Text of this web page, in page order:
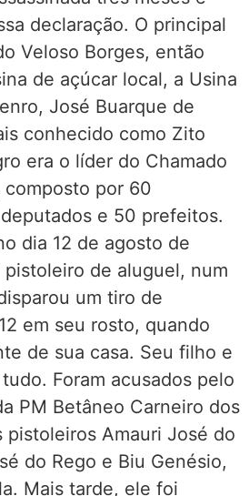
declaração. O principal
Veloso Borges, então
de açúcar local, a Usina
José Buarque de
conhecido como Zito
era o líder do Chamado
composto por 60
e 50 prefeitos.
dia 12 de agosto de
pistoleiro de aluguel, num
um tiro de
em seu rosto, quando
de sua casa. Seu filho e
Foram acusados pelo
PM Betâneo Carneiro dos
pistoleiros Amauri José do
do Rego e Biu Genésio,
Mais tarde, ele foi